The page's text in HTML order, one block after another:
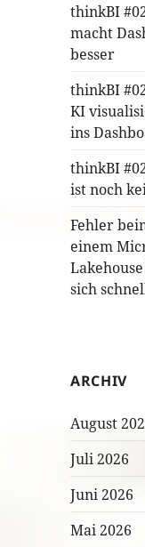
thinkBI
macht
besser
thinkBI
KI
ins
thinkBI
ist noch
Fehler
einem
sich
ARCHIV
August
Juli 2026
Juni 2026
Mai 2026